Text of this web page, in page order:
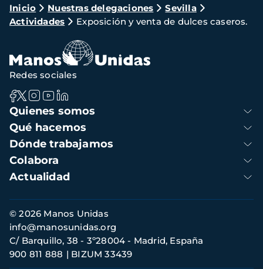
Ruta
de
navegación
Inicio Nuestras delegaciones
Sevilla
Actividades
Exposición y venta de dulces caseros.
Navegación
principal
Quienes somos
Qué hacemos
Dónde trabajamos
Colabora
Actualidad
Redes sociales
Información
de
contacto
© 2026 Manos Unidas
C/ Barquillo, 38 - 3º28004 - Madrid, España
900 811 888
BIZUM 33439
info@manosunidas.org